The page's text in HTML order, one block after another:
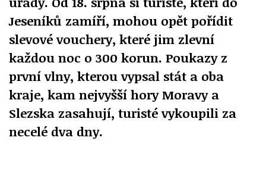
Jeseníků zamíří, mohou opět pořídit
slevové vouchery, které jim zlevní
každou noc o 300 korun. Poukazy z
první vlny, kterou vypsal stát a oba
kraje, kam nejvyšší hory Moravy a
Slezska zasahují, turisté vykoupili za
necelé dva dny.